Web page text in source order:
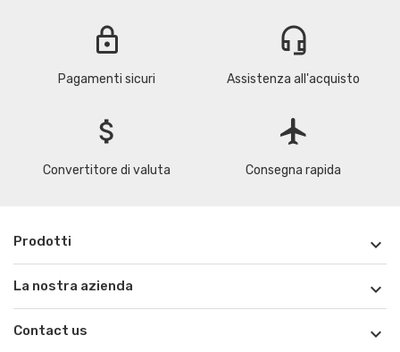
lock
Pagamenti sicuri
headset_mic
Assistenza all'acquisto
attach_money
Convertitore di valuta
flight
Consegna rapida
Prodotti 
La nostra azienda 
Contact us 